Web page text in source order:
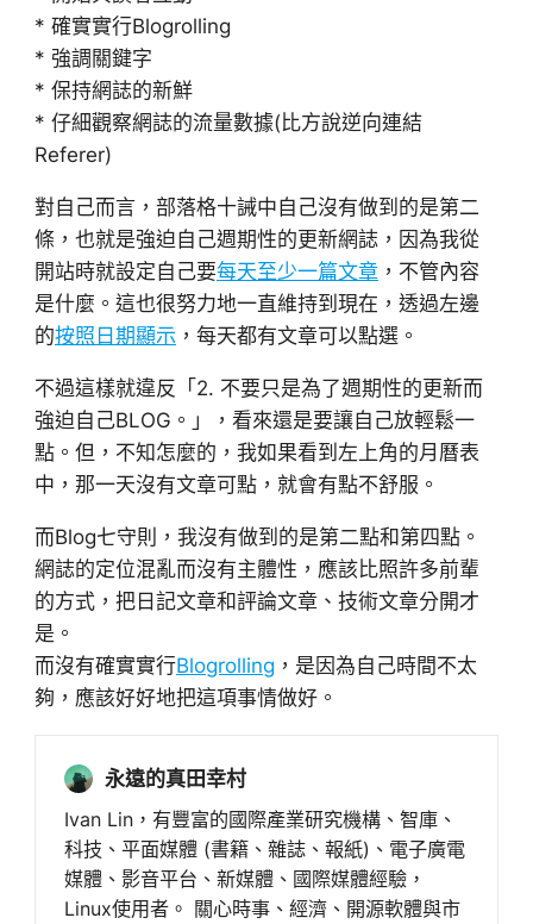
* 確實實行Blogrolling
* 強調關鍵字
* 保持網誌的新鮮
* 仔細觀察網誌的流量數據(比方說逆向連結
Referer)
對自己而言，部落格十誡中自己沒有做到的是第二
條，也就是強迫自己週期性的更新網誌，因為我從
開站時就設定自己要每天至少一篇文章，不管內容
是什麼。這也很努力地一直維持到現在，透過左邊
的按照日期顯示 ，每天都有文章可以點選。
不過這樣就違反「2. 不要只是為了週期性的更新而
強迫自己BLOG。」，看來還是要讓自己放輕鬆一
點。但，不知怎麼的，我如果看到左上角的月曆表
中，那一天沒有文章可點，就會有點不舒服。
而Blog七守則，我沒有做到的是第二點和第四點。
網誌的定位混亂而沒有主體性，應該比照許多前輩
的方式，把日記文章和評論文章、技術文章分開才
是。
而沒有確實實行Blogrolling ，是因為自己時間不太
夠，應該好好地把這項事情做好。
永遠的真田幸村
Ivan Lin，有豐富的國際產業研究機構、智庫、
科技、平面媒體 (書籍、雜誌、報紙)、電子廣電
媒體、影音平台、新媒體、國際媒體經驗，
Linux使用者。 關心時事、經濟、開源軟體與市